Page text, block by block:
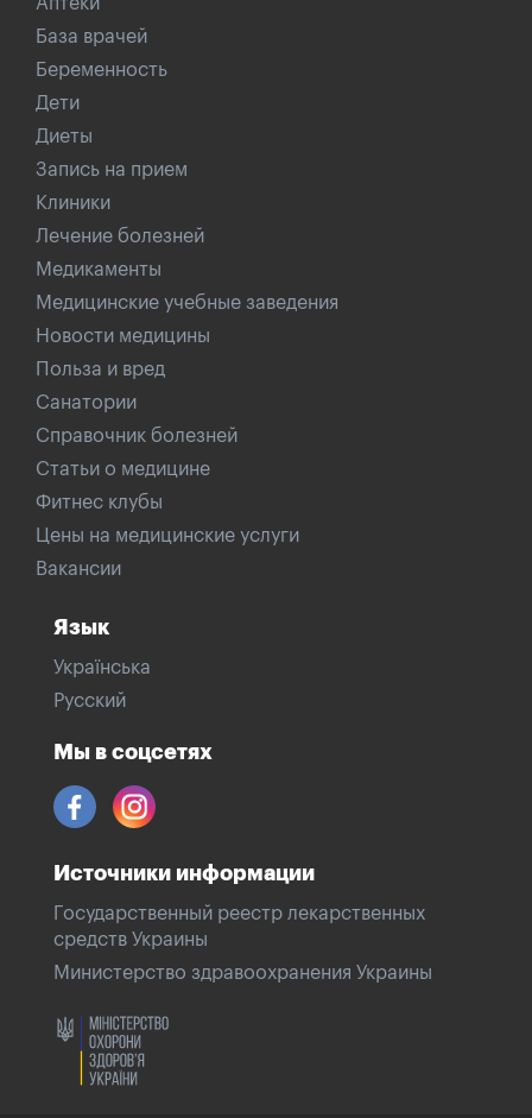
База врачей
Беременность
Дети
Диеты
Запись на прием
Клиники
Лечение болезней
Медикаменты
Медицинские учебные заведения
Новости медицины
Польза и вред
Санатории
Справочник болезней
Статьи о медицине
Фитнес клубы
Цены на медицинские услуги
Вакансии
Язык
Українська
Русский
Мы в соцсетях
Источники информации
Государственный реестр лекарственных
средств Украины
Министерство здравоохранения Украины